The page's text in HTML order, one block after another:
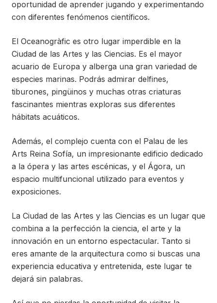
oportunidad de aprender jugando y experimentando
con diferentes fenómenos científicos.
El Oceanogràfic es otro lugar imperdible en la
Ciudad de las Artes y las Ciencias. Es el mayor
acuario de Europa y alberga una gran variedad de
especies marinas. Podrás admirar delfines,
tiburones, pingüinos y muchas otras criaturas
fascinantes mientras exploras sus diferentes
hábitats acuáticos.
Además, el complejo cuenta con el Palau de les
Arts Reina Sofía, un impresionante edificio dedicado
a la ópera y las artes escénicas, y el Ágora, un
espacio multifuncional utilizado para eventos y
exposiciones.
La Ciudad de las Artes y las Ciencias es un lugar que
combina a la perfección la ciencia, el arte y la
innovación en un entorno espectacular. Tanto si
eres amante de la arquitectura como si buscas una
experiencia educativa y entretenida, este lugar te
dejará sin palabras.